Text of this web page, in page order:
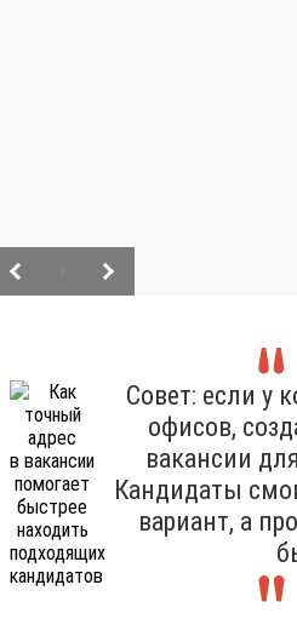
Совет: если у
офисов,
вакансии
Кандидаты
вариант, а